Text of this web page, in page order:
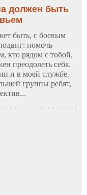
должен быть
быть, с боевым
помочь
кто рядом с тобой,
преодолеть себя.
и в моей службе.
группы ребят,